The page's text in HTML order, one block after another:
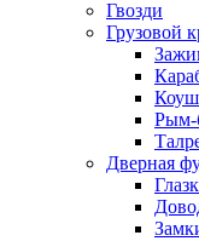
Гвозди
Грузовой
Рым-
Дверная